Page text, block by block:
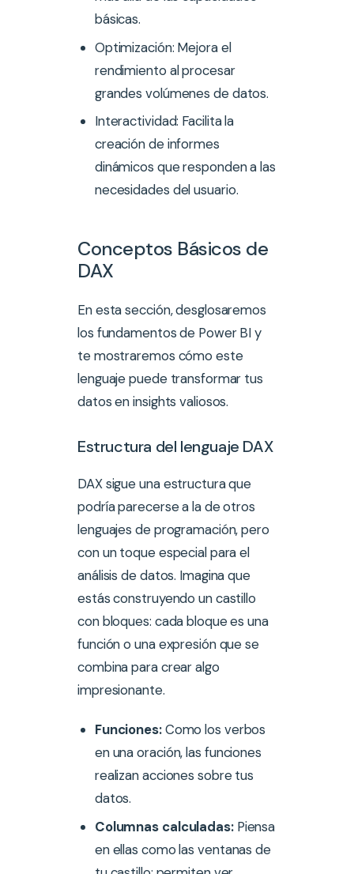
básicas.
Optimización: Mejora el
rendimiento al procesar
grandes volúmenes de datos.
Interactividad: Facilita la
creación de informes
dinámicos que responden a las
necesidades del usuario.
Conceptos Básicos de
DAX
En esta sección, desglosaremos
los fundamentos de Power BI y
te mostraremos cómo este
lenguaje puede transformar tus
datos en insights valiosos.
Estructura del lenguaje DAX
DAX sigue una estructura que
podría parecerse a la de otros
lenguajes de programación, pero
con un toque especial para el
análisis de datos. Imagina que
estás construyendo un castillo
con bloques: cada bloque es una
función o una expresión que se
combina para crear algo
impresionante.
Funciones:Como los verbos
en una oración, las funciones
realizan acciones sobre tus
datos.
Columnas calculadas:Piensa
en ellas como las ventanas de